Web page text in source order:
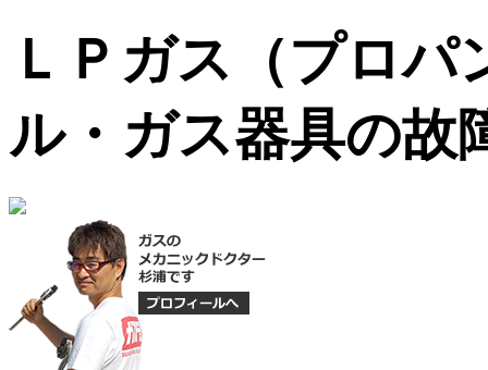
ＬＰガス（プロ
ル・ガス器具の故